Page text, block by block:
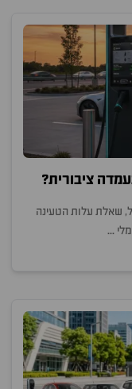
ציבורית?
שאלת עלות הטעינה
...